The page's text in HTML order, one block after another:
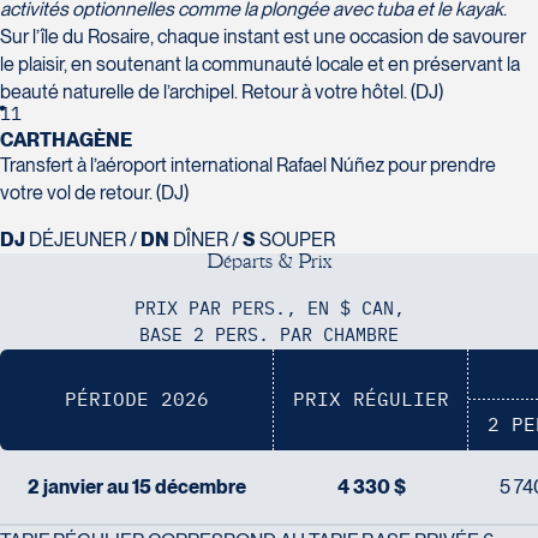
activités optionnelles comme la plongée avec tuba et le kayak.
Sur l’île du Rosaire, chaque instant est une occasion de savourer
le plaisir, en soutenant la communauté locale et en préservant la
beauté naturelle de l’archipel. Retour à votre hôtel. (DJ)
11
CARTHAGÈNE
Transfert à l’aéroport international Rafael Núñez pour prendre
votre vol de retour. (DJ)
DJ DÉJEUNER / DN DÎNER /S SOUPER
Départs & Prix
PRIX PAR PERS., EN $ CAN,
BASE 2 PERS. PAR CHAMBRE
PÉRIODE 2026
PRIX RÉGULIER
2
2 janvier au 15 décembre 4 330 $ 5